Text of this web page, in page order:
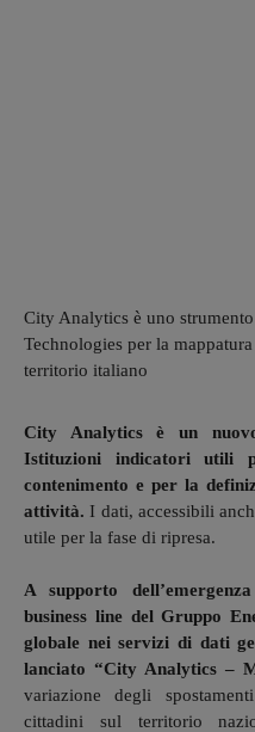
City Analytics è uno
Technologies per la
territorio italiano
City Analytics è un
Istituzioni indicatori utili
contenimento e per la
attività. I dati, accessibili
utile per la fase di ripresa.
A supporto
business line del Gruppo
globale nei servizi di dati
lanciato “City Analytics –
variazione degli
cittadini sul territorio